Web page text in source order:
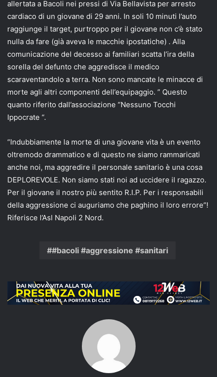
allertata a Bacoli nei pressi di Via Bellavista per arresto
cardiaco di un giovane di 29 anni. In soli 10 minuti l’auto
raggiunge il target, purtroppo per il giovane non c’è stato
nulla da fare (già aveva le macchie ipostatiche) . Alla
comunicazione del decesso ai familiari scatta l’ira della
sorella del defunto che aggredisce il medico
scaraventandolo a terra. Non sono mancate le minacce di
morte agli altri componenti dell’equipaggio. ” Questo
quanto riferito dall’associazione “Nessuno Tocchi
Ippocrate “.
“Indubbiamente la morte di una giovane vita è un evento
oltremodo drammatico e di questo ne siamo rammaricati
anche noi, ma aggredire il personale sanitario è una cosa
DEPLOREVOLE. Non siamo stati noi ad uccidere il ragazzo.
Per il giovane il nostro più sentito R.I.P. Per i responsabili
della aggressione ci auguriamo che paghino il loro errore”!
Riferisce l’Asl Napoli 2 Nord.
#bacoli #aggressione #sanitari